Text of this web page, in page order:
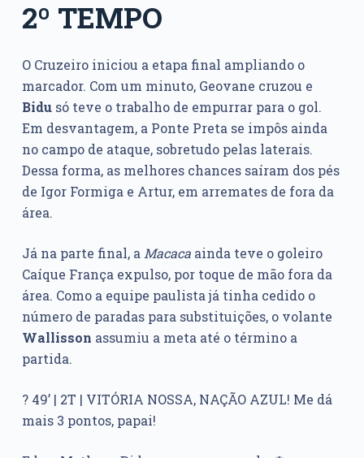
2º TEMPO
O Cruzeiro iniciou a etapa final ampliando o
marcador. Com um minuto, Geovane cruzou e
Bidusó teve o trabalho de empurrar para o gol.
Em desvantagem, a Ponte Preta se impôs ainda
no campo de ataque, sobretudo pelas laterais.
Dessa forma, as melhores chances saíram dos pés
de Igor Formiga e Artur, em arremates de fora da
área.
Já na parte final, aMacacaainda teve o goleiro
Caíque França expulso, por toque de mão fora da
área. Como a equipe paulista já tinha cedido o
número de paradas para substituições, o volante
Wallisson assumiu a meta até o término a
partida.
? 49’ | 2T | VITÓRIA NOSSA, NAÇÃO AZUL! Me dá
mais 3 pontos, papai!